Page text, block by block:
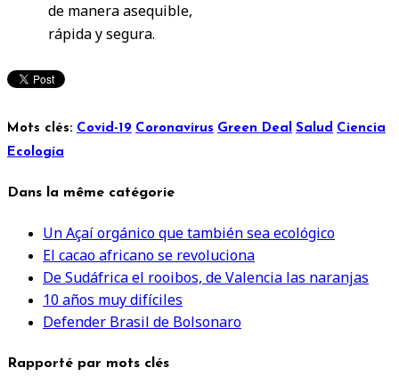
de manera asequible,
rápida y segura.
Mots clés: Covid-19 Coronavirus Green Deal Salud Ciencia
Ecología
Dans la même catégorie
Un Açaí orgánico que también sea ecológico
El cacao africano se revoluciona
De Sudáfrica el rooibos, de Valencia las naranjas
10 años muy difíciles
Defender Brasil de Bolsonaro
Rapporté par mots clés